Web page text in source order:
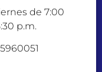
de 7:00
p.m.